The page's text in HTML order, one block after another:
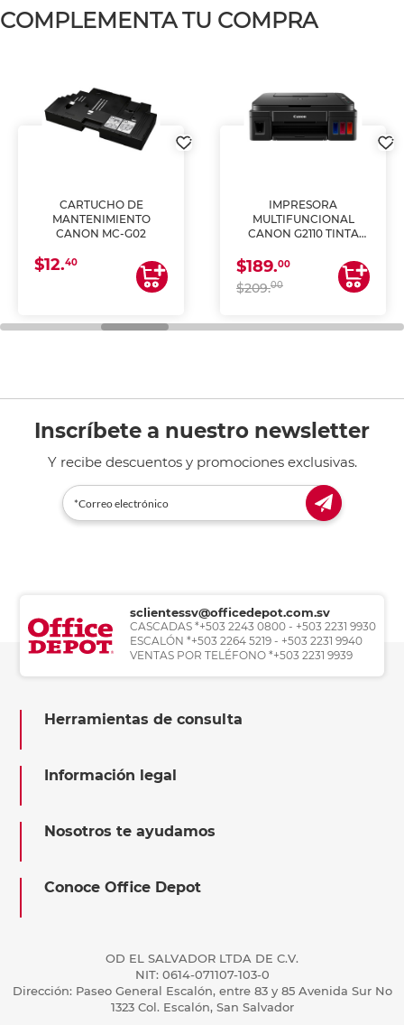
COMPLEMENTA TU COMPRA
CARTUCHO DE
MANTENIMIENTO
CANON MC-G02
$12.40
IMPRESORA
MULTIFUNCIONAL
CANON G2110 TINTA
$189.00
$209.00
Inscríbete a nuestro newsletter
Y recibe descuentos y promociones exclusivas.
sclientessv@officedepot.com.sv
CASCADAS *+503 2243 0800 - +503 2231 9930
ESCALÓN *+503 2264 5219 - +503 2231 9940
VENTAS POR TELÉFONO *+503 2231 9939
Herramientas de consulta
Información legal
Nosotros te ayudamos
Conoce Office Depot
OD EL SALVADOR LTDA DE C.V.
NIT: 0614-071107-103-0
Dirección: Paseo General Escalón, entre 83 y 85 Avenida Sur No
1323 Col. Escalón, San Salvador